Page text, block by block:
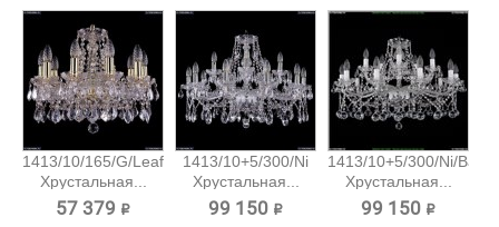
1413/10/165/G/Leafs
Хрустальная...
57 379 ₽
1413/10+5/300/Ni
Хрустальная...
99 150 ₽
1413/10+5/300/Ni/Balls
Хрустальная...
99 150 ₽